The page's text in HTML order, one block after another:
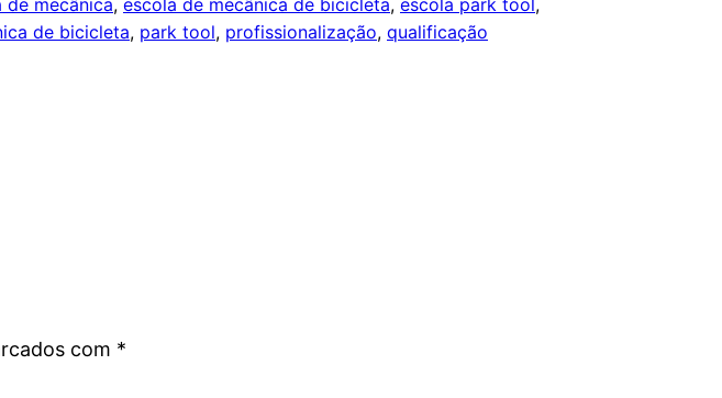
de mecânica, escola de mecânica de bicicleta, escola park tool
de bicicleta, park tool, profissionalização, qualificação
com *